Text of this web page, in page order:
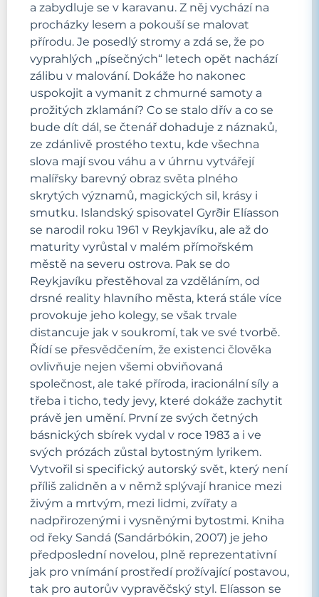
a zabydluje se v karavanu. Z něj vychází na
procházky lesem a pokouší se malovat
přírodu. Je posedlý stromy a zdá se, že po
vyprahlých „písečných“ letech opět nachází
zálibu v malování. Dokáže ho nakonec
uspokojit a vymanit z chmurné samoty a
prožitých zklamání? Co se stalo dřív a co se
bude dít dál, se čtenář dohaduje z náznaků,
ze zdánlivě prostého textu, kde všechna
slova mají svou váhu a v úhrnu vytvářejí
malířsky barevný obraz světa plného
skrytých významů, magických sil, krásy i
smutku. Islandský spisovatel Gyrðir Elíasson
se narodil roku 1961 v Reykjavíku, ale až do
maturity vyrůstal v malém přímořském
městě na severu ostrova. Pak se do
Reykjavíku přestěhoval za vzděláním, od
drsné reality hlavního města, která stále více
provokuje jeho kolegy, se však trvale
distancuje jak v soukromí, tak ve své tvorbě.
Řídí se přesvědčením, že existenci člověka
ovlivňuje nejen všemi obviňovaná
společnost, ale také příroda, iracionální síly a
třeba i ticho, tedy jevy, které dokáže zachytit
právě jen umění. První ze svých četných
básnických sbírek vydal v roce 1983 a i ve
svých prózách zůstal bytostným lyrikem.
Vytvořil si specifický autorský svět, který není
příliš zalidněn a v němž splývají hranice mezi
živým a mrtvým, mezi lidmi, zvířaty a
nadpřirozenými i vysněnými bytostmi. Kniha
od řeky Sandá (Sandárbókin, 2007) je jeho
předposlední novelou, plně reprezentativní
jak pro vnímání prostředí prožívající postavou,
tak pro autorův vypravěčský styl. Elíasson se